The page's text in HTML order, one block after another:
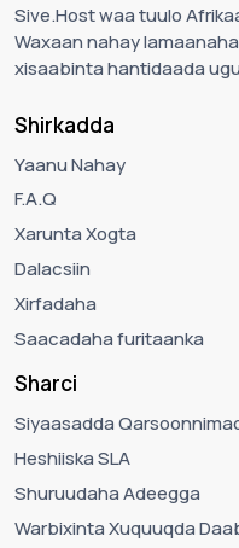
Sive.Host waa tuulo
Waxaan nahay
xisaabinta hantidaada
Shirkadda
Yaanu Nahay
F.A.Q
Xarunta Xogta
Dalacsiin
Xirfadaha
Saacadaha furitaanka
Sharci
Siyaasadda
Heshiiska SLA
Shuruudaha Adeegga
Warbixinta Xuquuqda